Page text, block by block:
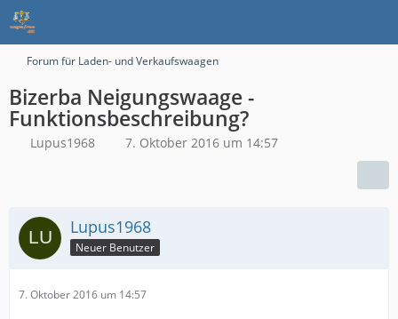
Forum für Laden- und Verkaufswaagen
Bizerba Neigungswaage -
Funktionsbeschreibung?
Lupus1968 7. Oktober 2016 um 14:57
Lupus1968
Neuer Benutzer
7. Oktober 2016 um 14:57